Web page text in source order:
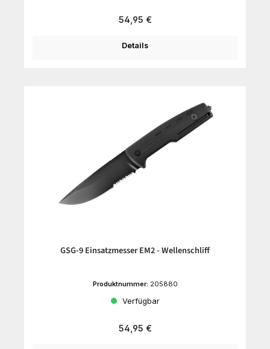
Regulärer Preis:
54,95 €
Details
GSG-9 Einsatzmesser EM2 - Wellenschliff
Produktnummer: 205880
Verfügbar
Regulärer Preis:
54,95 €